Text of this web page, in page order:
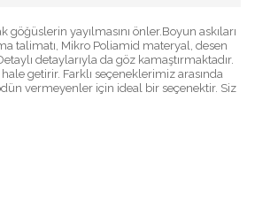
yayılmasını önler.Boyun askıları
talimatı, Mikro Poliamid materyal, desen
detaylarıyla da göz kamaştırmaktadır.
getirir. Farklı seçeneklerimiz arasında
vermeyenler için ideal bir seçenektir. Siz